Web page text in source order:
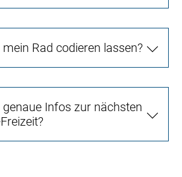
Rad codieren lassen?
Infos zur nächsten